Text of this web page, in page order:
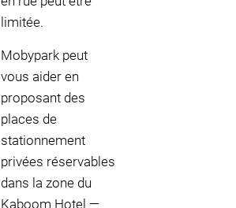
limitée.
Mobypark peut
vous aider en
proposant des
places de
stationnement
privées réservables
dans la zone du
Kaboom Hotel —